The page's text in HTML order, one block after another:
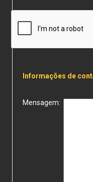
Informações de
Mensagem: